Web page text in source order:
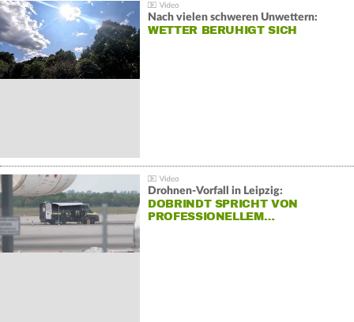
Nach vielen schweren Unwettern:
WETTER BERUHIGT SICH
Drohnen-Vorfall in Leipzig:
DOBRINDT SPRICHT VON
PROFESSIONELLEM…